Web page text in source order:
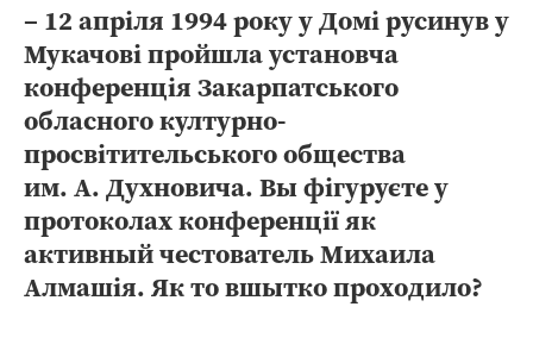
– 12 апріля 1994 року у Домі русинув у
Мукачові пройшла установча
конференція Закарпатського
обласного културно-
просвітительського общества
им. А. Духновича. Вы фігуруєте у
протоколах конференції як
активный честователь Михаила
Алмашія. Як то вшытко проходило?